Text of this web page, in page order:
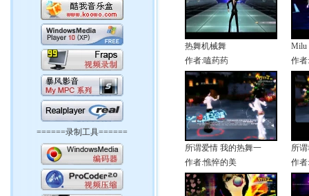
======录制工具======
热舞机械舞
作者:嗑药药
Milu
作者
所谓爱情 我的热舞一
作者:憔悴的美
所
作